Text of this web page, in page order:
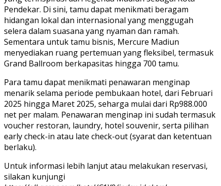
Pendekar. Di sini, tamu dapat menikmati beragam
hidangan lokal dan internasional yang menggugah
selera dalam suasana yang nyaman dan ramah.
Sementara untuk tamu bisnis, Mercure Madiun
menyediakan ruang pertemuan yang fleksibel, termasuk
Grand Ballroom berkapasitas hingga 700 tamu.
Para tamu dapat menikmati penawaran menginap
menarik selama periode pembukaan hotel, dari Februari
2025 hingga Maret 2025, seharga mulai dari Rp988.000
net per malam. Penawaran menginap ini sudah termasuk
voucher restoran, laundry, hotel souvenir, serta pilihan
early check-in atau late check-out (syarat dan ketentuan
berlaku).
Untuk informasi lebih lanjut atau melakukan reservasi,
silakan kunjungi